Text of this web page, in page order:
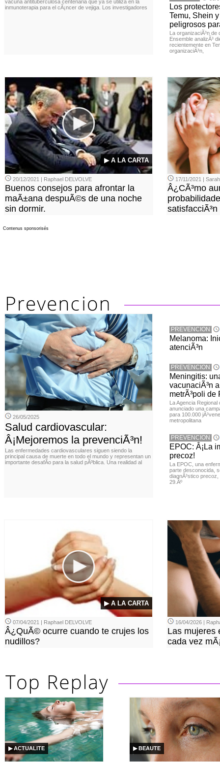
vacuna antituberculosa centenaria que ya se utiliza en la
inmunoterapia para el cÃ¡ncer de vejiga. Los investigadores
Los
Temu, Shein
peligrosos
La organizaciÃ³n
Ensemble analizÃ³
recientemente en
organizaciÃ³n,
▶ A LA CARTA
20/12/2021 | Raphael DELVOLVE
Buenos consejos para afrontar la
maÃ±ana despuÃ©s de una noche
sin dormir.
17/11/2021 |
Â¿CÃ³mo
Contenus sponsorisés
26/05/2025
Salud cardiovascular:
Â¡Mejoremos la prevenciÃ³n!
Las enfermedades cardiovasculares siguen siendo la
principal causa de muerte en todo el mundo y representan un
importante desafÃ­o para la salud pÃºblica. Una realidad al
PREVENCION
Melanoma:
atenciÃ³n
PREVENCION
Meningitis:
vacunaciÃ³n
metrÃ³poli de
La Agencia
anunciado una
para 100.000
metropolitana
PREVENCION
EPOC: Â¡La
precoz!
La EPOC, una
parte desconocida,
diagnÃ³stico
29.Âº
▶ A LA CARTA
07/04/2021 | Raphael DELVOLVE
Â¿QuÃ© ocurre cuando te crujes los
nudillos?
16/04/2026 |
Las mujeres
cada vez
▶ ACTUALITE ▶ BEAUTE